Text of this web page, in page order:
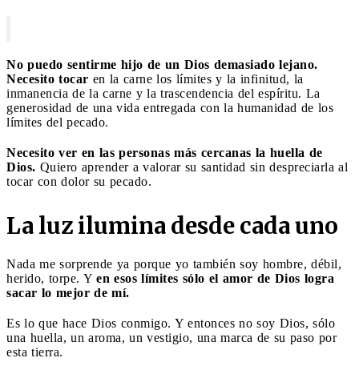
No puedo sentirme hijo de un Dios demasiado lejano.
Necesito tocar en la carne los límites y la infinitud, la
inmanencia de la carne y la trascendencia del espíritu. La
generosidad de una vida entregada con la humanidad de los
límites del pecado.
Necesito ver en las personas más cercanas la huella de
Dios. Quiero aprender a valorar su santidad sin despreciarla al
tocar con dolor su pecado.
La luz ilumina desde cada uno
Nada me sorprende ya porque yo también soy hombre, débil,
herido, torpe. Y en esos límites sólo el amor de Dios logra
sacar lo mejor de mí.
Es lo que hace Dios conmigo. Y entonces no soy Dios, sólo
una huella, un aroma, un vestigio, una marca de su paso por
esta tierra.